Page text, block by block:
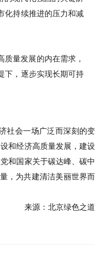
来源：北京绿色之道